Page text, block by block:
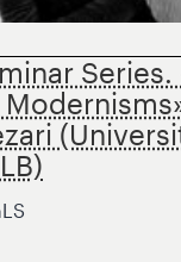
Series.